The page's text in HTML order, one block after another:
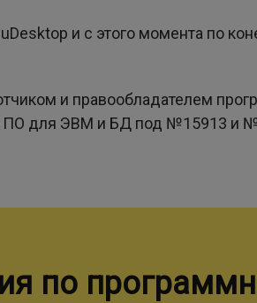
и с этого момента по
и правообладателем
ПО для ЭВМ и БД под №15913 и
по